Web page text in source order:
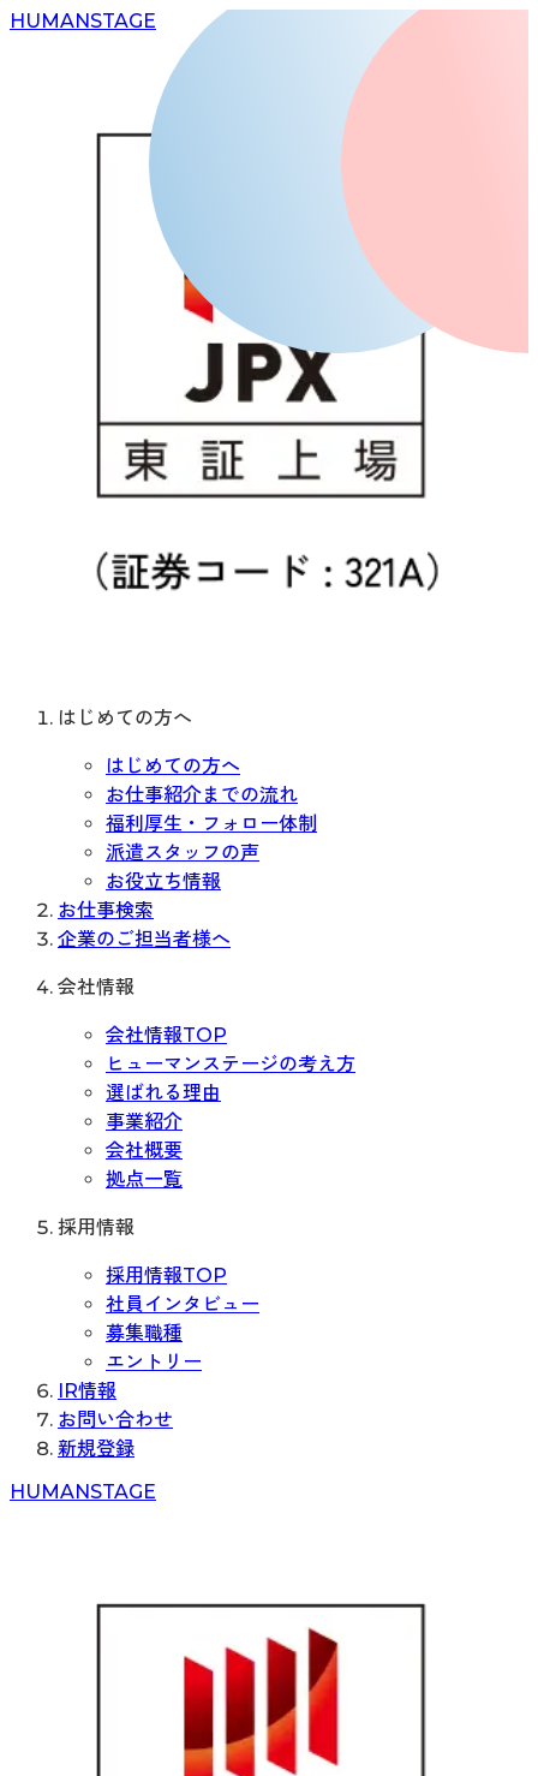
HUMANSTAGE
はじめての方へ
はじめての方へ
お仕事紹介までの流れ
福利厚生・フォロー体制
派遣スタッフの声
お役立ち情報
お仕事検索
企業のご担当者様へ
会社情報
会社情報TOP
ヒューマンステージの考え方
選ばれる理由
事業紹介
会社概要
拠点一覧
採用情報
採用情報TOP
社員インタビュー
募集職種
エントリー
IR情報
お問い合わせ
新規登録
HUMANSTAGE